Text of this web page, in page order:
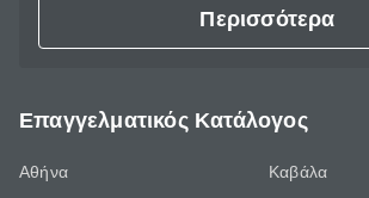
Περισσότερα
Επαγγελματικός Κατάλογος
Αθήνα
Καβάλα